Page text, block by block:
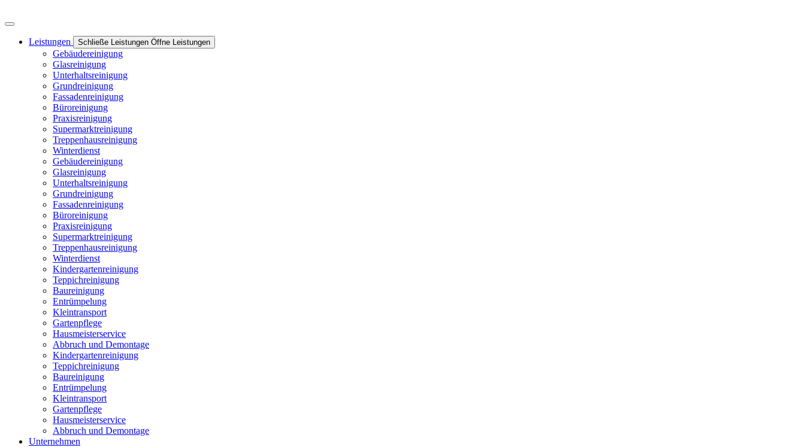
Leistungen Schließe Leistungen Öffne Leistungen
Gebäudereinigung
Glasreinigung
Unterhaltsreinigung
Grundreinigung
Fassadenreinigung
Büroreinigung
Praxisreinigung
Supermarktreinigung
Treppenhausreinigung
Winterdienst
Gebäudereinigung
Glasreinigung
Unterhaltsreinigung
Grundreinigung
Fassadenreinigung
Büroreinigung
Praxisreinigung
Supermarktreinigung
Treppenhausreinigung
Winterdienst
Kindergartenreinigung
Teppichreinigung
Baureinigung
Entrümpelung
Kleintransport
Gartenpflege
Hausmeisterservice
Abbruch und Demontage
Kindergartenreinigung
Teppichreinigung
Baureinigung
Entrümpelung
Kleintransport
Gartenpflege
Hausmeisterservice
Abbruch und Demontage
Unternehmen